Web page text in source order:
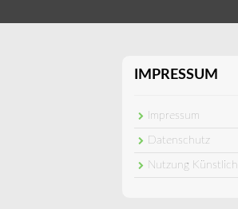
IMPRESSUM
Impressum
Datenschutz
Nutzung